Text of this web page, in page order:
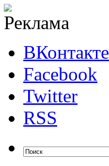
ВКонтакте
Facebook
Twitter
RSS